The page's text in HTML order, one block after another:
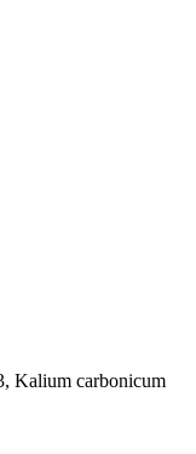
Kalium carbonicum